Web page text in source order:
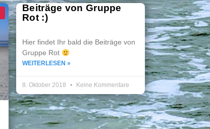
Beiträge von Gruppe
Rot :)
Hier findet Ihr bald die Beiträge von
Gruppe Rot
WEITERLESEN »
8. Oktober 2018 Keine Kommentare